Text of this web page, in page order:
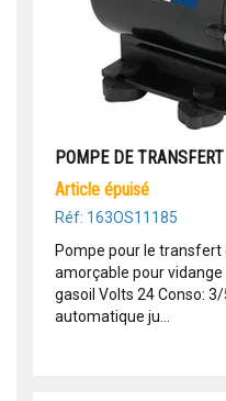
POMPE DE
article épuisé
Réf: 163OS11185
Pompe pour le
amorçable pour
gasoil Volts 24 Conso:
automatique ju...